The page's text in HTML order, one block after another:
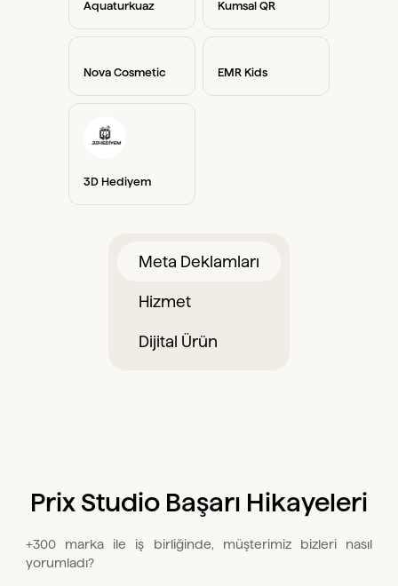
Meta Deklamları
Hizmet
Dijital Ürün
Aquaturkuaz Kumsal QR
Nova Cosmetic EMR Kids
3D Hediyem
Prix Studio Başarı Hikayeleri
+300 marka ile iş birliğinde, müşterimiz bizleri nasıl
yorumladı?